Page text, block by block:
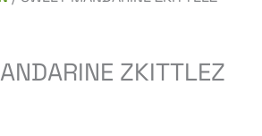
ZKITTLEZ